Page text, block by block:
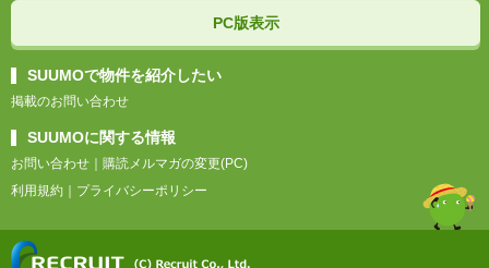
PC版表示
SUUMOで物件を紹介したい
掲載のお問い合わせ
SUUMOに関する情報
お問い合わせ
購読メルマガの変更(PC)
利用規約
プライバシーポリシー